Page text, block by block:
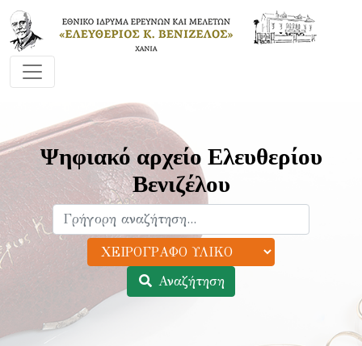
Ψηφιακό αρχείο Ελευθερίου
Βενιζέλου
Αναζήτηση